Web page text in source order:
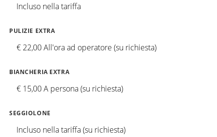
Incluso nella tariffa
PULIZIE EXTRA
€ 22,00 All'ora ad operatore (su richiesta)
BIANCHERIA EXTRA
€ 15,00 A persona (su richiesta)
SEGGIOLONE
Incluso nella tariffa (su richiesta)